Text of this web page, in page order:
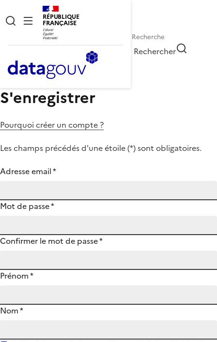
RÉPUBLIQUE
FRANÇAISE
Rechercher
S'enregistrer
Pourquoi créer un compte ?
Les champs précédés d'une étoile (*) sont obligatoires.
Adresse email*
Mot de passe*
Confirmer le mot de passe*
Prénom*
Nom*